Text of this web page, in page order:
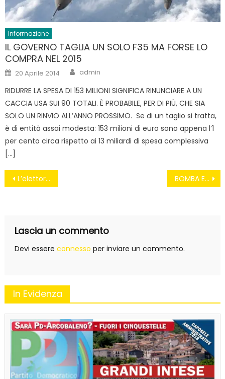
Informazione
IL GOVERNO TAGLIA UN SOLO F35 MA FORSE LO
COMPRA NEL 2015
Posted
on
20 Aprile 2014 Author
admin
RIDURRE LA SPESA DI 153 MILIONI SIGNIFICA RINUNCIARE A UN
CACCIA USA SUI 90 TOTALI. È PROBABILE, PER DI PIÙ, CHE SIA
SOLO UN RINVIO ALL’ANNO PROSSIMO. Se di un taglio si tratta,
è di entità assai modesta: 153 milioni di euro sono appena l’1
per cento circa rispetto ai 13 miliardi di spesa complessiva
[…]
Navigazione
L’elettore non conta nulla BOMBA ECOLOGICA DI MARCEGAGLIA VENDOLA RADDOPPIA LE TARIFFE
Lascia un commento
Devi essere connesso per inviare un commento.
In Evidenza